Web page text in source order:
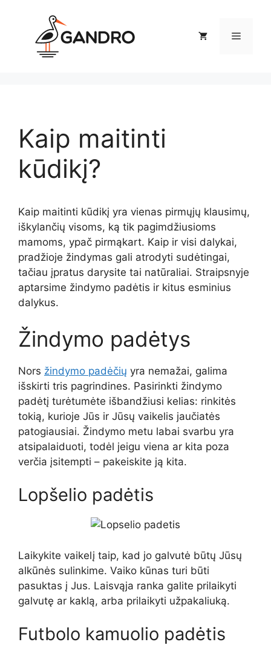
Meniu
Kaip maitinti
kūdikį?
Kaip maitinti kūdikį yra vienas pirmųjų klausimų,
iškylančių visoms, ką tik pagimdžiusioms
mamoms, ypač pirmąkart. Kaip ir visi dalykai,
pradžioje žindymas gali atrodyti sudėtingai,
tačiau įpratus darysite tai natūraliai. Straipsnyje
aptarsime žindymo padėtis ir kitus esminius
dalykus.
Žindymo padėtys
Nors žindymo padėčių yra nemažai, galima
išskirti tris pagrindines. Pasirinkti žindymo
padėtį turėtumėte išbandžiusi kelias: rinkitės
tokią, kurioje Jūs ir Jūsų vaikelis jaučiatės
patogiausiai. Žindymo metu labai svarbu yra
atsipalaiduoti, todėl jeigu viena ar kita poza
verčia įsitempti – pakeiskite ją kita.
Lopšelio padėtis
Laikykite vaikelį taip, kad jo galvutė būtų Jūsų
alkūnės sulinkime. Vaiko kūnas turi būti
pasuktas į Jus. Laisvąja ranka galite prilaikyti
galvutę ar kaklą, arba prilaikyti užpakaliuką.
Futbolo kamuolio padėtis